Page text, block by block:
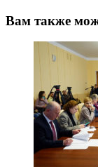
Вам также